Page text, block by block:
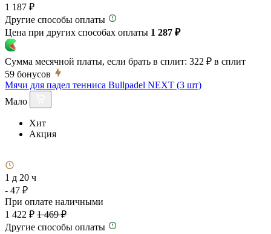
1 187 ₽
Другие способы оплаты
Цена при других способах оплаты 1 287 ₽
Сумма месячной платы, если брать в сплит: 322 ₽ в сплит
59 бонусов
Мячи для падел тенниса Bullpadel NEXT (3 шт)
Мало
Хит
Акция
1 д 20 ч
- 47 ₽
При оплате наличными
1 422 ₽ 1 469 ₽
Другие способы оплаты